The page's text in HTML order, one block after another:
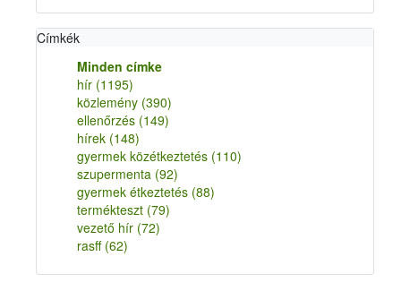
Címkék
Minden címke
hír (1195)
közlemény (390)
ellenőrzés (149)
hírek (148)
gyermek közétkeztetés (110)
szupermenta (92)
gyermek étkeztetés (88)
termékteszt (79)
vezető hír (72)
rasff (62)